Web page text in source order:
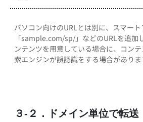
パソコン向けのURLとは別に、スマー
「sample.com/sp/」などのURLを追加
ンテンツを用意している場合に、コン
索エンジンが誤認識をする場合がありま
３-２．ドメイン単位で転送